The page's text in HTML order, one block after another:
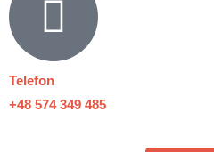
Telefon
+48 574 349 485